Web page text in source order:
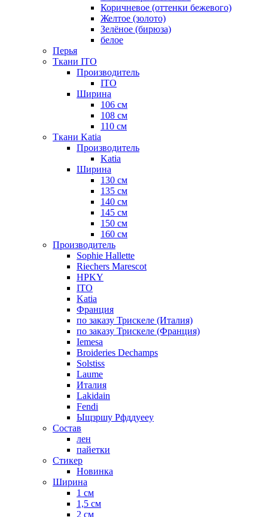
Коричневое (оттенки бежевого)
Желтое (золото)
Зелёное (бирюза)
белое
Перья
Ткани ITO
Производитель
ITO
Ширина
106 см
108 см
110 см
Ткани Katia
Производитель
Katia
Ширина
130 см
135 см
140 см
145 см
150 см
160 см
Производитель
Sophie Hallette
Riechers Marescot
HPKY
ITO
Katia
Франция
по заказу Трискеле (Италия)
по заказу Трискеле (Франция)
Iemesa
Broideries Dechamps
Solstiss
Laume
Италия
Lakidain
Fendi
Ыщзршу Рфддуееу
Состав
лен
пайетки
Стикер
Новинка
Ширина
1 см
1,5 см
2 см